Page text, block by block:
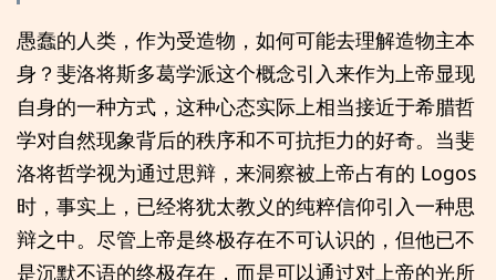
愚蠢的人类，作为受造物，如何可能去理解造物主本
身？斐洛将斯多葛学派这个概念引入来作为上帝显现
自身的一种方式，这种心态实际上相当接近于希腊哲
学对自然现象背后的秩序和不可抗拒力的好奇。当斐
洛将哲学视为通过思辩，来洞察被上帝占有的 Logos
时，事实上，已经将犹太教义的纯粹信仰引入一种思
辩之中。尽管上帝是终极存在不可认识的，但他已不
是沉默不语的终极存在，而是可以通过对上帝的光所